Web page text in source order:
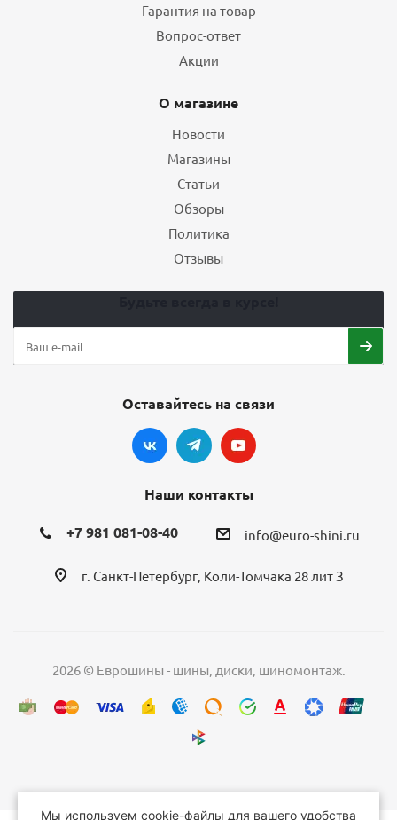
Гарантия на товар
Вопрос-ответ
Акции
О магазине
Новости
Магазины
Статьи
Обзоры
Политика
Отзывы
Оставайтесь на связи
Наши контакты
+7 981 081-08-40 info@euro-shini.ru
г. Санкт-Петербург, Коли-Томчака 28 лит З
2026 © Еврошины - шины, диски, шиномонтаж.
Мы используем cookie-файлы для вашего удобства